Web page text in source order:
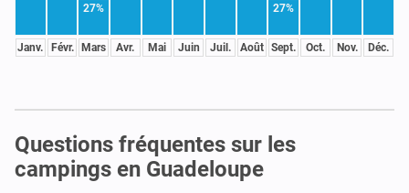
Janv. Févr.
27%
Mars Avr. Mai Juin Juil. Août
27%
Sept. Oct. Nov. Déc.
Questions fréquentes sur les
campings en Guadeloupe